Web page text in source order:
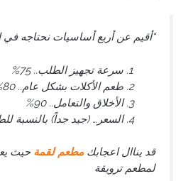
“أقيم عن أربع أساسيات نحتاجه
سرعة تجهيز الطلب.. 75%
طعم الأكلات بشكل عام.. 80%
الأخلاق والتعامل.. 90%
السعر… (جيد جداً) بالنسبة
قد يناال اعجابكمطعم لقمة حيث
لمطعم ترويقة